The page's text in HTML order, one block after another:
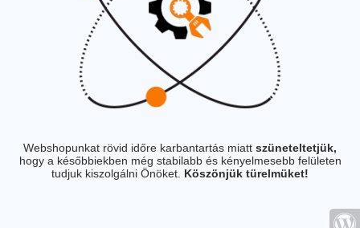
Webshopunkat rövid időre karbantartás miatt szüneteltetjük,
hogy a későbbiekben még stabilabb és kényelmesebb felületen
tudjuk kiszolgálni Önöket. Köszönjük türelmüket!